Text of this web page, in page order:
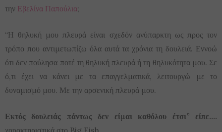
την Εβελίνα Παπούλια;
“Η θηλυκή μου πλευρά είναι σχεδόν ανύπαρκτη ως προς τον
τρόπο που αντιμετωπίζω όλα αυτά τα χρόνια τη δουλειά. Εννοώ
ότι δεν πούλησα ποτέ τη θηλυκή πλευρά ή τη θηλυκότητα μου. Σε
ό,τι έχει να κάνει με τα επαγγελματικά, λειτουργώ με το
δυναμισμό μου. Με την αρσενική πλευρά μου.
Εκτός δουλειάς πάντως δεν είμαι καθόλου έτσι” είπε….
χαρακτηριστικά στο Big Fish.